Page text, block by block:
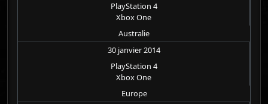
PlayStation 4
Xbox One
Australie
30 janvier 2014
PlayStation 4
Xbox One
Europe